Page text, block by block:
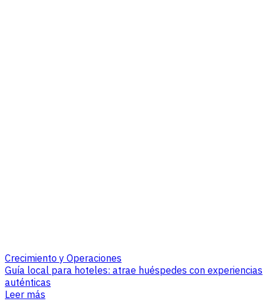
Crecimiento y Operaciones
Guía local para hoteles: atrae huéspedes con experiencias
auténticas
Leer más